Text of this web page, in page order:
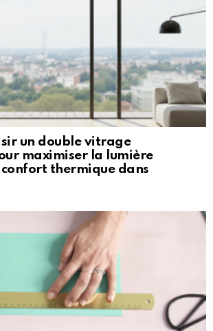
un double vitrage
maximiser la lumière
thermique dans